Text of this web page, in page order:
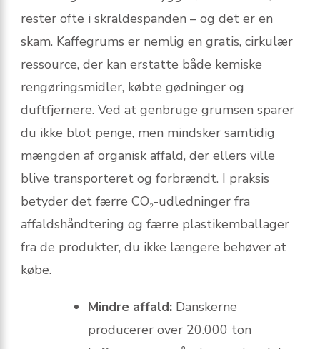
rester ofte i skraldespanden – og det er en
skam. Kaffegrums er nemlig en gratis, cirkulær
ressource, der kan erstatte både kemiske
rengøringsmidler, købte gødninger og
duftfjernere. Ved at genbruge grumsen sparer
du ikke blot penge, men mindsker samtidig
mængden af organisk affald, der ellers ville
blive transporteret og forbrændt. I praksis
betyder det færre CO₂-udledninger fra
affaldshåndtering og færre plastikemballager
fra de produkter, du ikke længere behøver at
købe.
Mindre affald: Danskerne
producerer over 20.000 ton